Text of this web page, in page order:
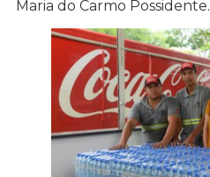
Maria do Carmo Possidente.